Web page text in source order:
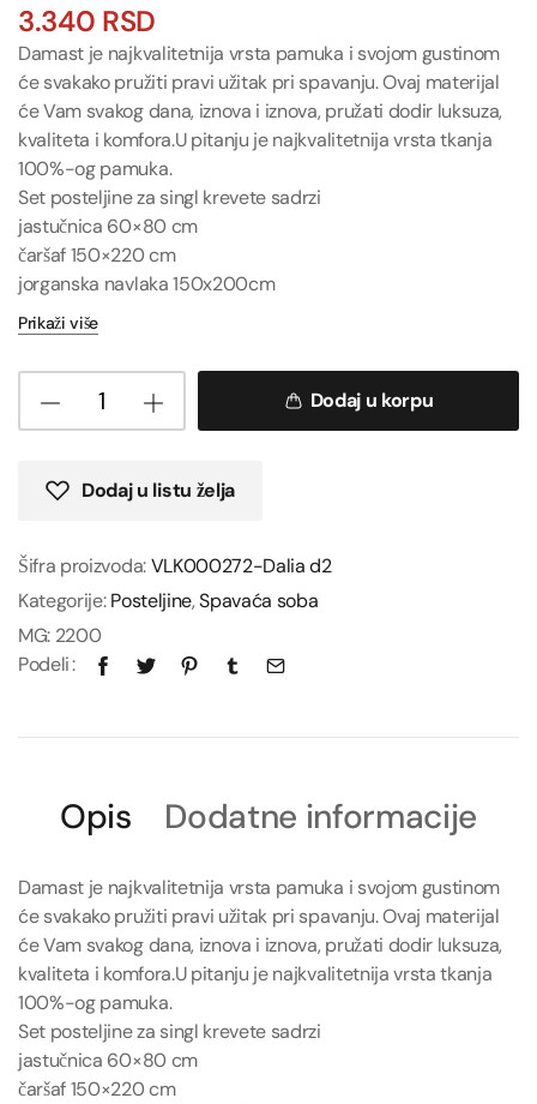
3.340 RSD
Damast je najkvalitetnija vrsta pamuka i svojom gustinom
će svakako pružiti pravi užitak pri spavanju. Ovaj materijal
će Vam svakog dana, iznova i iznova, pružati dodir luksuza,
kvaliteta i komfora.U pitanju je najkvalitetnija vrsta tkanja
100%-og pamuka.
Set posteljine za singl krevete sadrzi
jastučnica 60×80 cm
čaršaf 150×220 cm
jorganska navlaka 150x200cm
Prikaži više
Dodaj u korpu
Dodaj u listu želja
Šifra proizvoda:VLK000272-Dalia d2
Kategorije:Posteljine,Spavaća soba
MG: 2200
Podeli
Opis Dodatne informacije
Damast je najkvalitetnija vrsta pamuka i svojom gustinom
će svakako pružiti pravi užitak pri spavanju. Ovaj materijal
će Vam svakog dana, iznova i iznova, pružati dodir luksuza,
kvaliteta i komfora.U pitanju je najkvalitetnija vrsta tkanja
100%-og pamuka.
Set posteljine za singl krevete sadrzi
jastučnica 60×80 cm
čaršaf 150×220 cm